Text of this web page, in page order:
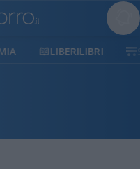
SHOP SOSTIENICI